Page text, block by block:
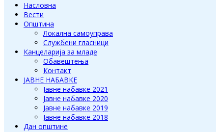
Насловна
Вести
Општина
Локална самоуправа
Службени гласници
Канцеларија за младе
Обавештења
Контакт
ЈАВНЕ НАБАВКЕ
Јавне набавке 2021
Јавне набавке 2020
Јавне набавке 2019
Јавне набавке 2018
Дан општине